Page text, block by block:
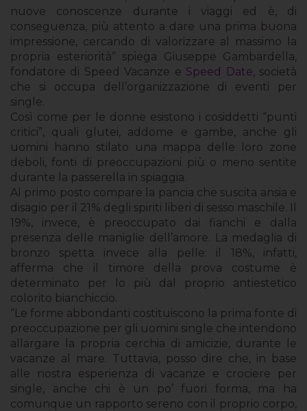
nuove conoscenze durante i viaggi ed è, di
conseguenza, più attento a dare una prima buona
impressione, cercando di valorizzare al massimo la
propria esteriorità” spiega Giuseppe Gambardella,
fondatore di Speed Vacanze e Speed Date, società
che si occupa dell’organizzazione di eventi per
single.
Così come per le donne esistono i cosiddetti “punti
critici”, quali glutei, addome e gambe, anche gli
uomini hanno stilato una mappa delle loro zone
deboli, fonti di preoccupazioni più o meno sentite
durante la passerella in spiaggia.
Al primo posto compare la pancia che suscita ansia e
disagio per il 21% degli spiriti liberi di sesso maschile. Il
19%, invece, è preoccupato dai fianchi e dalla
presenza delle maniglie dell’amore. La medaglia di
bronzo spetta invece alla pelle: il 18%, infatti,
afferma che il timore della prova costume è
determinato per lo più dal proprio antiestetico
colorito bianchiccio.
“Le forme abbondanti costituiscono la prima fonte di
preoccupazione per gli uomini single che intendono
allargare la propria cerchia di amicizie, durante le
vacanze al mare. Tuttavia, posso dire che, in base
alle nostra esperienza di vacanze e crociere per
single, anche chi è un po’ fuori forma, ma ha
comunque un rapporto sereno con il proprio corpo,